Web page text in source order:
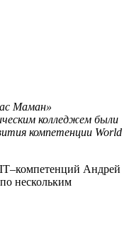
Маман»
колледжем были
компетенции World
Андрей
нескольким